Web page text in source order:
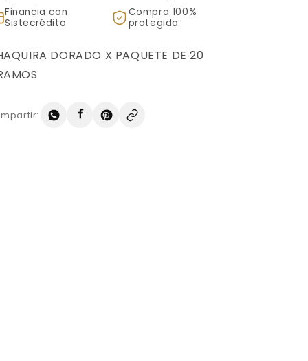
GRAMOS
GRAMOS
Financia con
Sistecrédito
Compra 100%
protegida
DORADO X PAQUETE DE 20